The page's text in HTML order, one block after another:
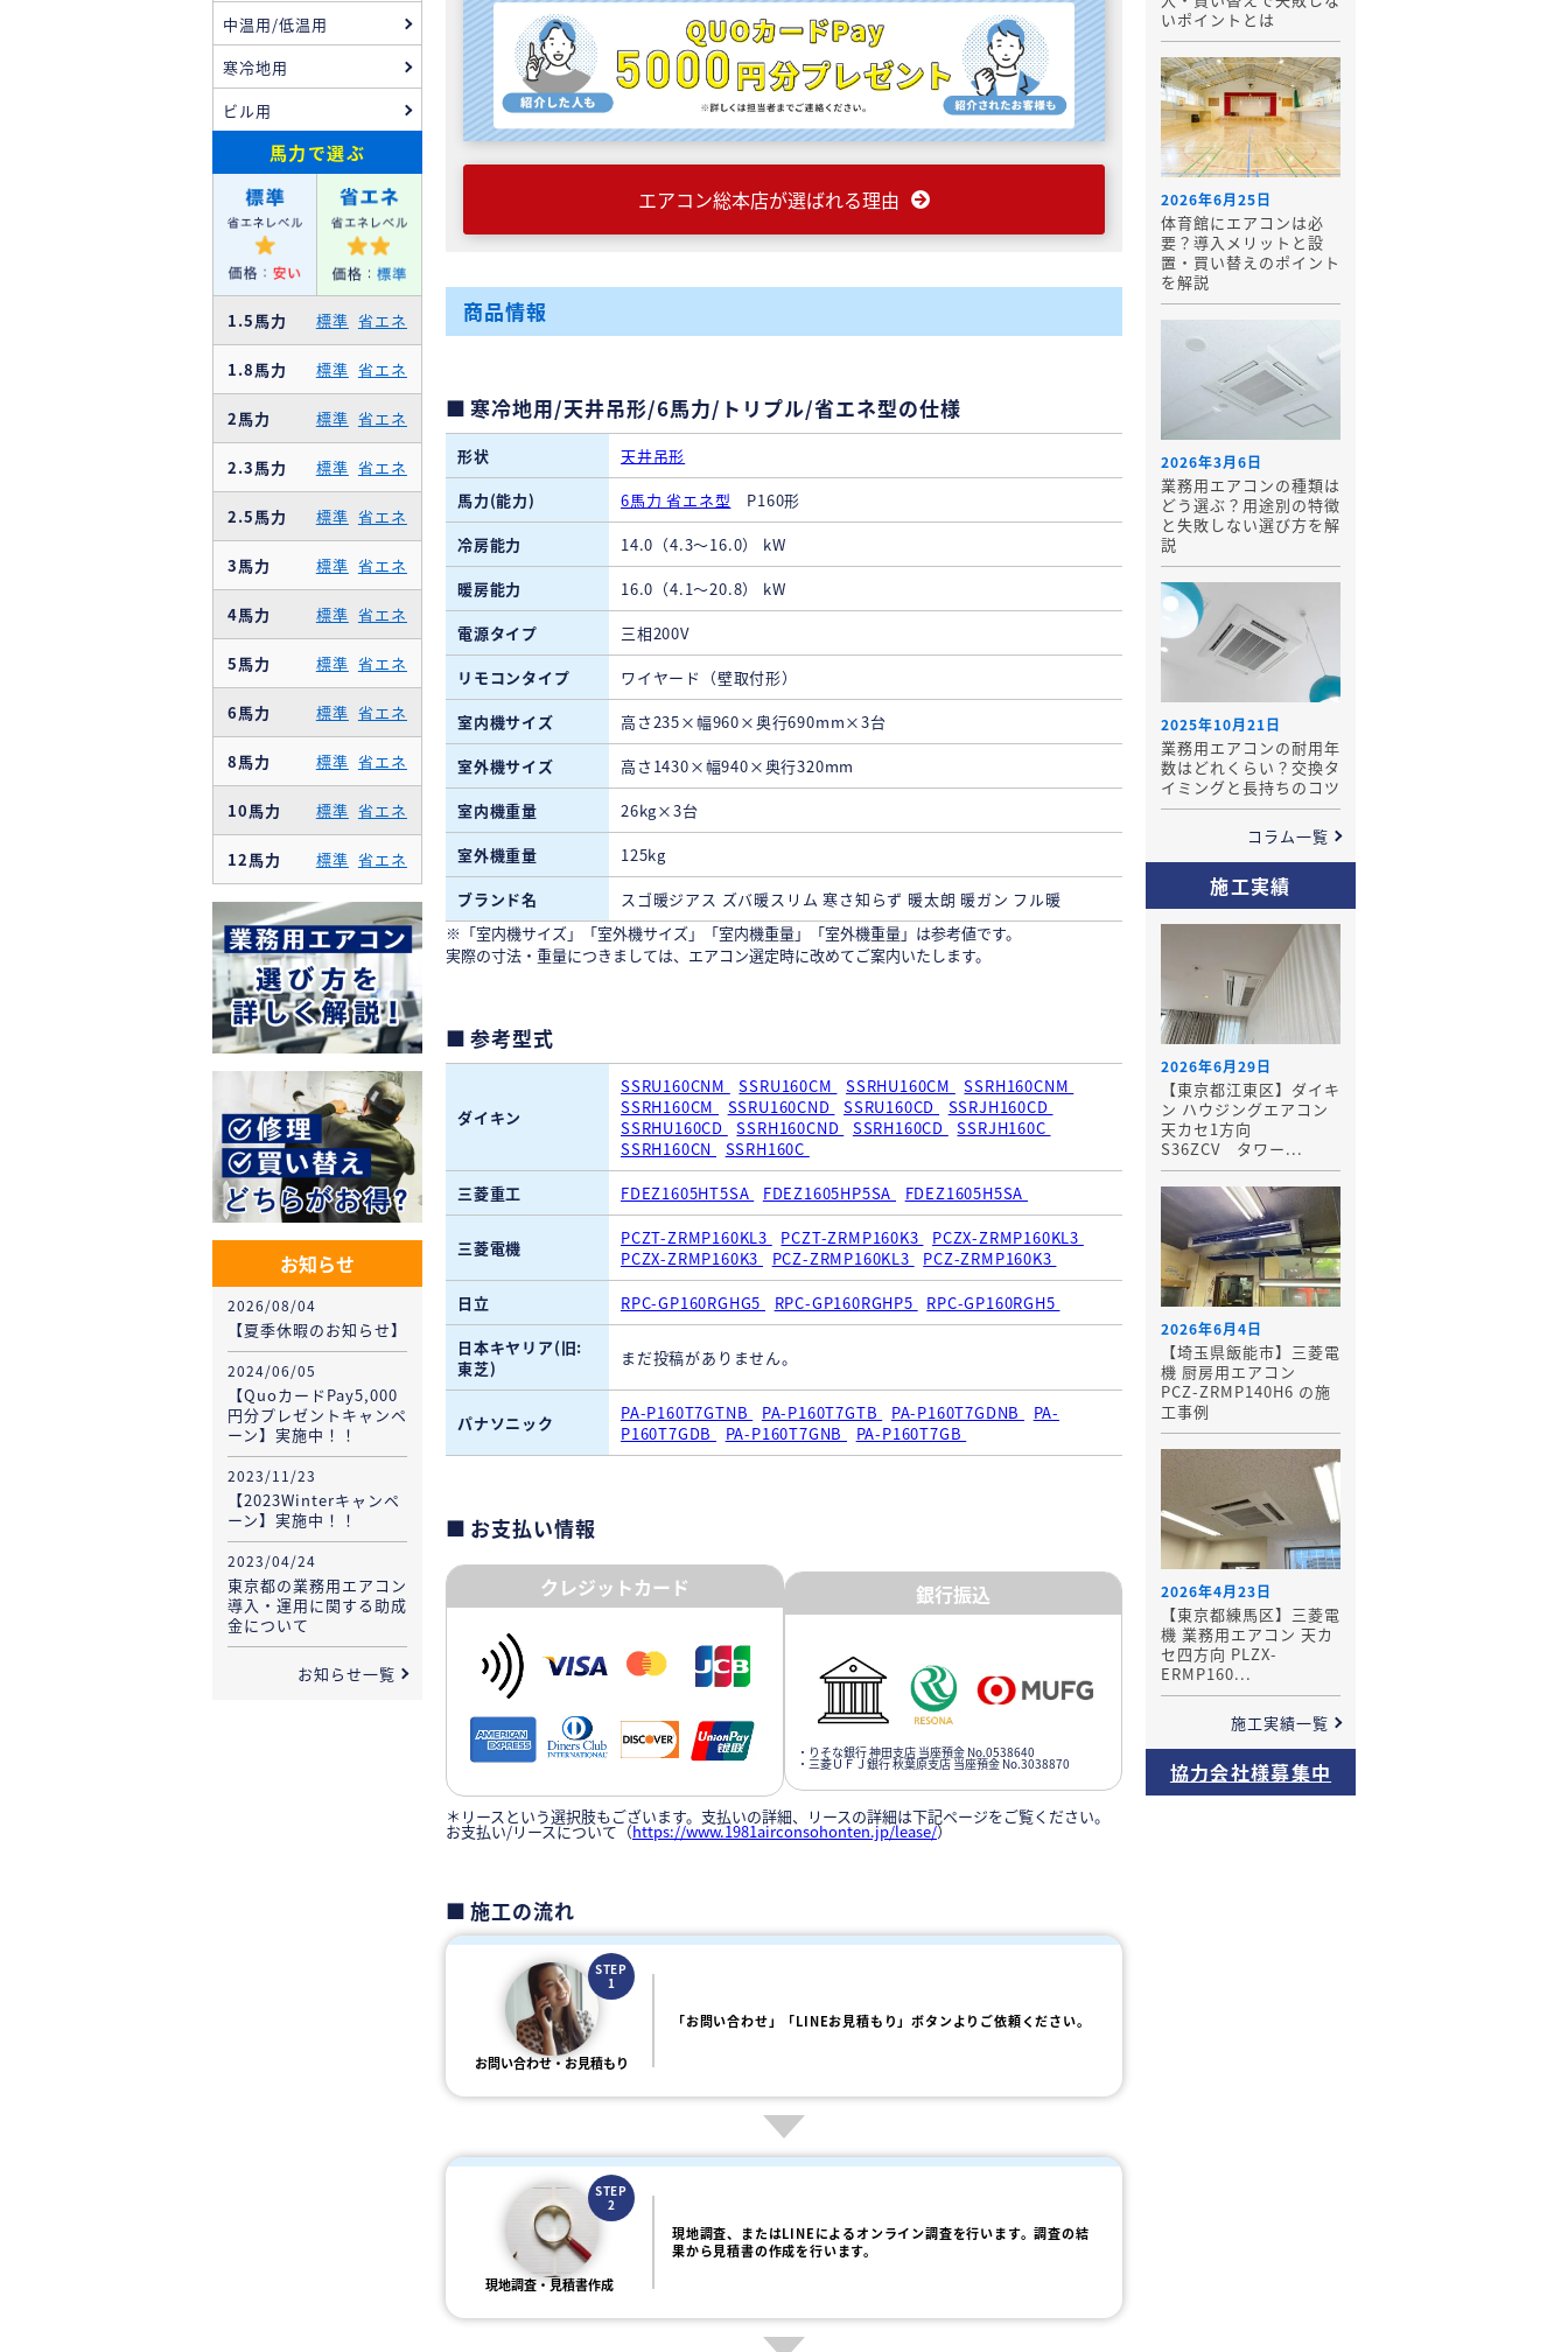
エアコン総本店が選ばれる理由
商品情報
寒冷地用/天井吊形/6馬力/トリプル/省エネ型の仕様
形状
天井吊形
馬力(能力)
6馬力 省エネ型 P160形
冷房能力
14.0（4.3～16.0） kW
暖房能力
16.0（4.1～20.8） kW
電源タイプ
三相200V
リモコンタイプ
ワイヤード（壁取付形）
室内機サイズ
高さ235×幅960×奥行690mm×3台
室外機サイズ
高さ1430×幅940×奥行320mm
室内機重量
26kg×3台
室外機重量
125kg
ブランド名
スゴ暖ジアス ズバ暖スリム 寒さ知らず 暖太朗 暖ガン フル暖
※「室内機サイズ」「室外機サイズ」「室内機重量」「室外機重量」は参考値です。
実際の寸法・重量につきましては、エアコン選定時に改めてご案内いたします。
参考型式
ダイキン
SSRU160CNM SSRU160CM SSRHU160CM
SSRH160CNM
SSRH160CM
SSRU160CND SSRU160CD
SSRJH160CD
SSRHU160CD
SSRH160CND SSRH160CD
SSRJH160C
SSRH160CN
SSRH160C
三菱重工
FDEZ1605HT5SA FDEZ1605HP5SA FDEZ1605H5SA
三菱電機 PCZT-ZRMP160KL3 PCZT-ZRMP160K3
PCZX-ZRMP160KL3
PCZX-ZRMP160K3
PCZ-ZRMP160KL3
PCZ-ZRMP160K3
日立
RPC-GP160RGHG5 RPC-GP160RGHP5
RPC-GP160RGH5
日本キヤリア(旧:
東芝)
まだ投稿がありません。
パナソニック PA-P160T7GTNB PA-P160T7GTB PA-P160T7GDNB
PA-
P160T7GDB
PA-P160T7GNB PA-P160T7GB
お支払い情報
クレジットカード 銀行振込
・りそな銀行 神田支店 当座預金 No.0538640
・三菱ＵＦＪ銀行 秋葉原支店 当座預金 No.3038870
＊リースという選択肢もございます。支払いの詳細、リースの詳細は下記ページをご覧ください。
お支払い/リースについて（https://www.1981airconsohonten.jp/lease/）
施工の流れ
STEP
1
お問い合わせ・お見積もり
「お問い合わせ」「LINEお見積もり」ボタンよりご依頼ください。
STEP
2
現地調査・見積書作成
現地調査、またはLINEによるオンライン調査を行います。調査の結
果から見積書の作成を行います。
中温用/低温用
寒冷地用
ビル用
馬力で選ぶ
1.5馬力 標準 省エネ
1.8馬力 標準 省エネ
2馬力 標準 省エネ
2.3馬力 標準 省エネ
2.5馬力 標準 省エネ
3馬力 標準 省エネ
4馬力 標準 省エネ
5馬力 標準 省エネ
6馬力 標準 省エネ
8馬力 標準 省エネ
10馬力 標準 省エネ
12馬力 標準 省エネ
お知らせ
2026/08/04
【夏季休暇のお知らせ】
2024/06/05
【QuoカードPay5,000
円分プレゼントキャンペ
ーン】実施中！！
2023/11/23
【2023Winterキャンペ
ーン】実施中！！
2023/04/24
東京都の業務用エアコン
導入・運用に関する助成
金について
お知らせ一覧
いポイントとは
2026年6月25日
体育館にエアコンは必
要？導入メリットと設
置・買い替えのポイント
を解説
2026年3月6日
業務用エアコンの種類は
どう選ぶ？用途別の特徴
と失敗しない選び方を解
説
2025年10月21日
業務用エアコンの耐用年
数はどれくらい？交換タ
イミングと長持ちのコツ
コラム一覧
施工実績
2026年6月29日
【東京都江東区】ダイキ
ン ハウジングエアコン
天カセ1方向
S36ZCV タワー...
2026年6月4日
【埼玉県飯能市】三菱電
機 厨房用エアコン
PCZ-ZRMP140H6 の施
工事例
2026年4月23日
【東京都練馬区】三菱電
機 業務用エアコン 天カ
セ四方向 PLZX-
ERMP160...
施工実績一覧
協力会社様募集中